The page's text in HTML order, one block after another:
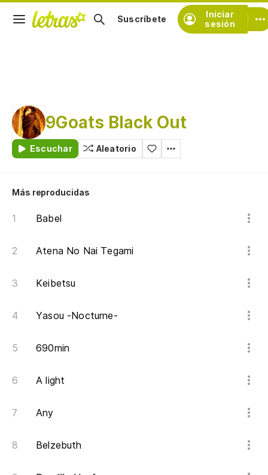
Iniciar
sesión
Suscríbete
9Goats Black Out
Escuchar Aleatorio
Más reproducidas
Babel
Atena No Nai Tegami
Keibetsu
Yasou -Nocturne-
690min
A light
Any
Belzebuth